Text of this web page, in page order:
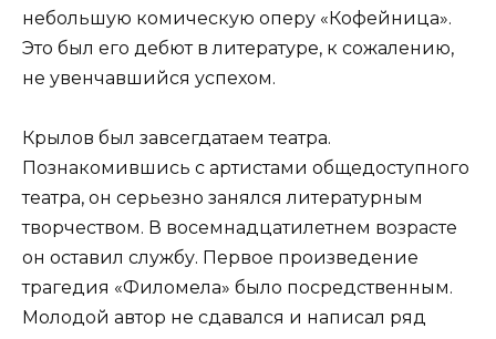
небольшую комическую оперу «Кофейница».
Это был его дебют в литературе, к сожалению,
не увенчавшийся успехом.
Крылов был завсегдатаем театра.
Познакомившись с артистами общедоступного
театра, он серьезно занялся литературным
творчеством. В восемнадцатилетнем возрасте
он оставил службу. Первое произведение
трагедия «Филомела» было посредственным.
Молодой автор не сдавался и написал ряд